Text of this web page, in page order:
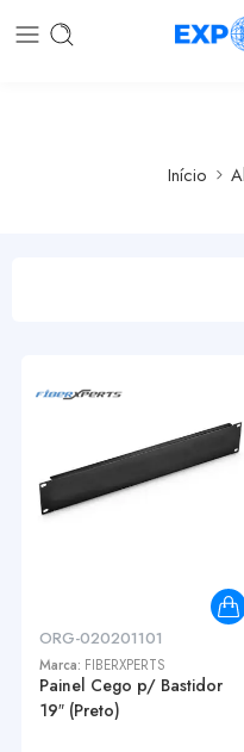
Início
ORG-020201101
Marca: FIBERXPERTS
Painel Cego p/ Bastidor
19″ (Preto)